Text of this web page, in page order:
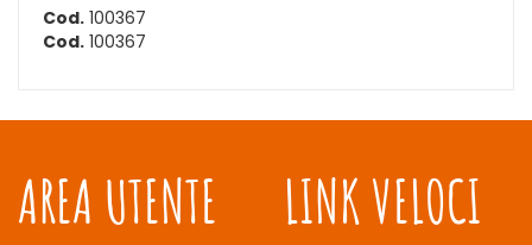
Cod. 100367
Cod. 100367
AREA UTENTE LINK VELOCI